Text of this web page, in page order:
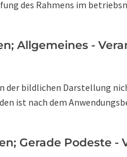
des Rahmens im
Allgemeines -
bildlichen Darstellung
ist nach dem
Gerade Podeste